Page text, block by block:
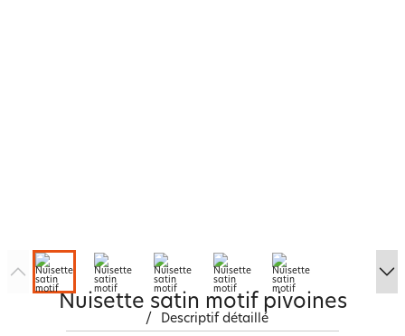
Nuisette satin motif pivoines
/
Descriptif détaillé